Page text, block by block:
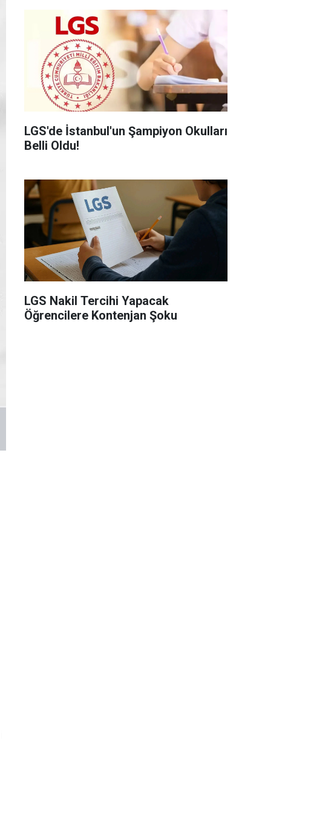
LGS'de İstanbul'un Şampiyon Okulları
Belli Oldu!
LGS Nakil Tercihi Yapacak
Öğrencilere Kontenjan Şoku